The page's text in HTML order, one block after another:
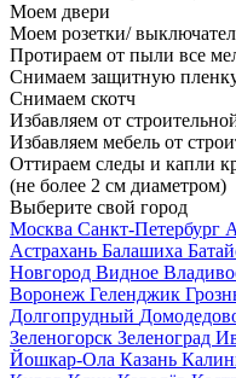
Моем двери
Моем розетки/
Протираем от пыли все
Снимаем защитную
Снимаем скотч
Избавляем от
Избавляем мебель от
Оттираем следы и капли
(не более 2 см диаметром)
Выберите свой город
Москва Санкт-Петербург
Астрахань Балашиха
Новгород Видное
Воронеж Геленджик
Долгопрудный
Зеленогорск Зеленоград
Йошкар-Ола Казань